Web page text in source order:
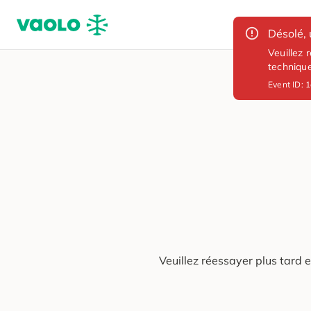
Désolé,
Veuillez
Event ID:
Veuillez réessayer plus tard